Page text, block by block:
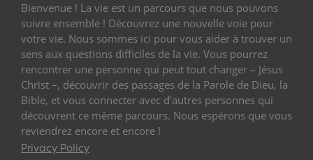
Bienvenue ! La vie est un parcours que nous pouvons
suivre ensemble ! Découvrez une nouvelle voie pour
votre vie. Nous sommes ici pour vous aider à trouver un
sens aux questions difficiles de la vie. Vous pourrez
rencontrer une personne qui peut tout changer – Jésus
Christ –, découvrir des passages de la Parole de Dieu, la
Bible, et vous connecter avec d’autres personnes qui
découvrent ce même parcours. Nous espérons que vous
reviendrez encore et encore !
Privacy Policy